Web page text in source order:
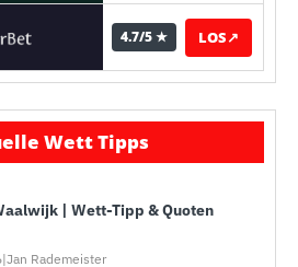
4.7/5 ★ LOS↗
Wett Tipps
| Wett-Tipp & Quoten
|Jan Rademeister